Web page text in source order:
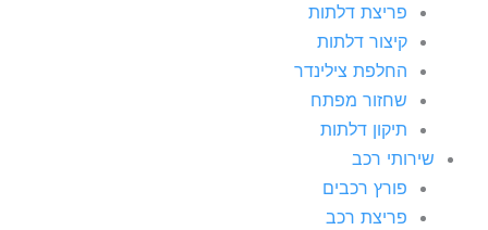
פריצת דלתות
קיצור דלתות
החלפת צילינדר
שחזור מפתח
תיקון דלתות
שירותי רכב
פורץ רכבים
פריצת רכב